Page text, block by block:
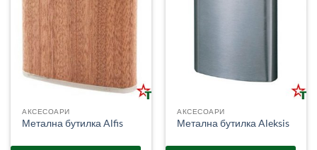
АКСЕСОАРИ
Метална бутилка Alfis
АКСЕСОАРИ
Метална бутилка Aleksis